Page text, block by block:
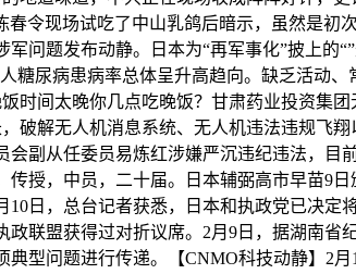
令现场试吃了中山乳鸽后暗示，虽然是
问题发布动静。日本为“再军事化”披上
糖尿病患病率总体呈升高趋向。缺乏活
时间太晚你几点吃晚饭？甘肃药业投资集
破解无人机消息系统、无人机违法违规飞
副从任委员易炼红涉嫌严沉违纪违法，
授，中员，二十届。日本辅弼高市早苗9
日，总台记者获悉，日本和执政党已决
联盟获得过对折议席。2月9日，据湖南
型问题进行传递。【CNMO科技动静】2